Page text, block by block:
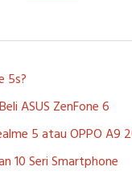
5s?
ASUS ZenFone 6
5 atau OPPO A9
10 Seri Smartphone